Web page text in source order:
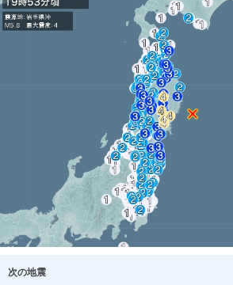
次の地震